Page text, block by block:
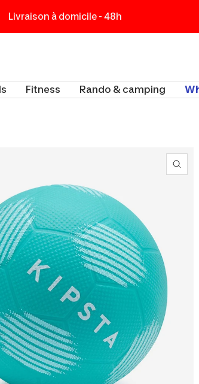
Livraison à domicile - 48h
Fitness Rando & camping